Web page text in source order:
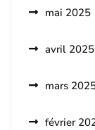
mai 2025
avril 2025
mars
février